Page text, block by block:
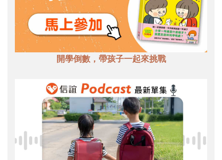
開學倒數，帶孩子一起來挑戰